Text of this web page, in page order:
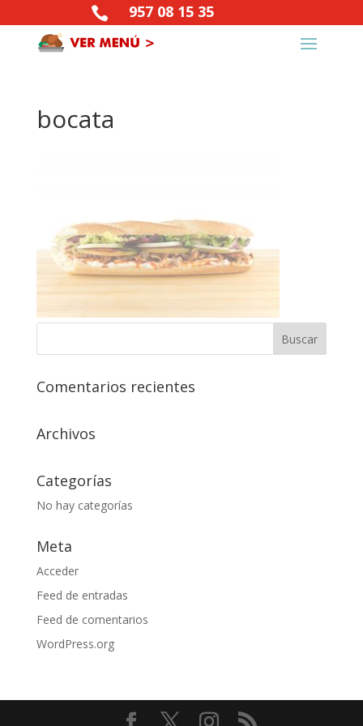
 957 08 15 35
bocata
Comentarios recientes
Archivos
Categorías
No hay categorías
Meta
Acceder
Feed de entradas
Feed de comentarios
WordPress.org